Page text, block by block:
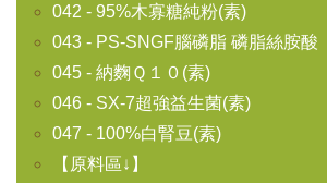
042 - 95%木寡糖純粉(素)
043 - PS-SNGF腦磷脂 磷脂絲胺酸
045 - 納麴Ｑ１０(素)
046 - SX-7超強益生菌(素)
047 - 100%白腎豆(素)
【原料區↓】